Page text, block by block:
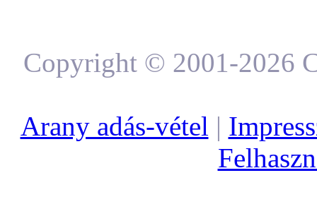
Copyright © 2001-2026
Arany adás-vétel |